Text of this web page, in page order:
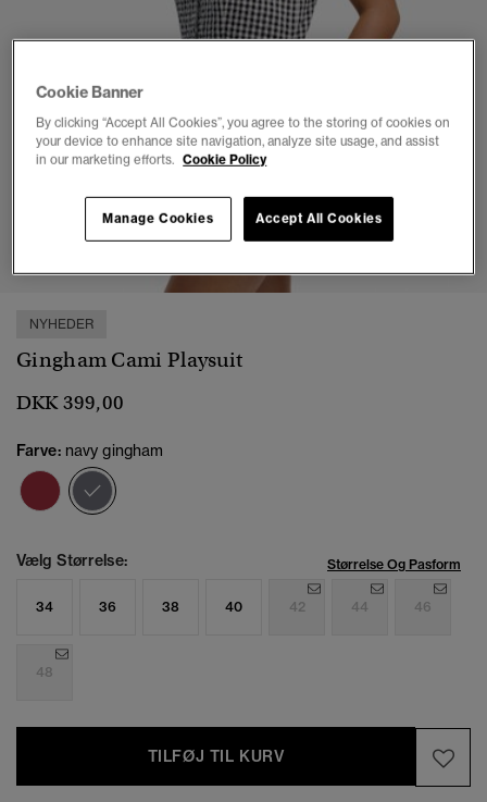
2
NYHEDER
Gingham Cami Playsuit
DKK 399,00
Farve: navy gingham
Vælg Størrelse: Størrelse Og Pasform
34 36 38 40 42 44 46
48
TILFØJ TIL KURV
Cookie Banner
By clicking “Accept All Cookies”, you agree to the storing of cookies on
your device to enhance site navigation, analyze site usage, and assist
in our marketing efforts. Cookie Policy
Accept All Cookies
Manage Cookies